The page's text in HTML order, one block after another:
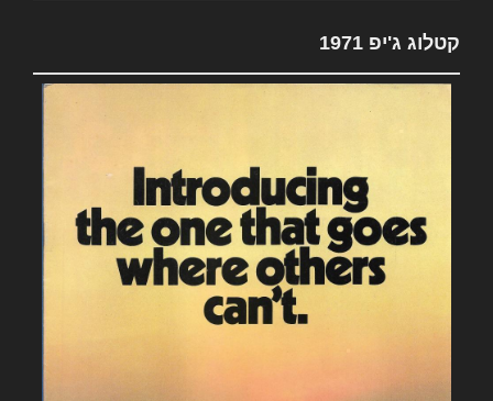
קטלוג ג'יפ 1971